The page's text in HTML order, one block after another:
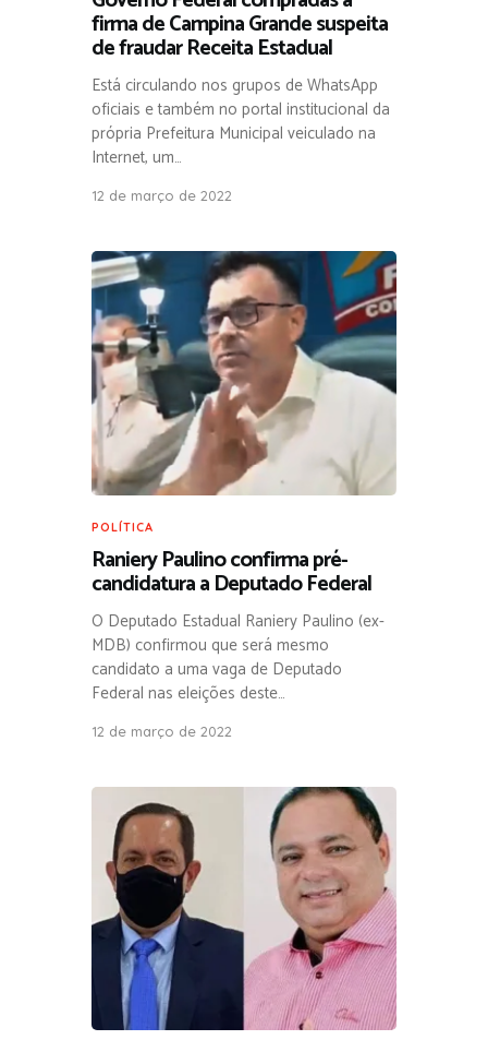
firma de Campina Grande suspeita
de fraudar Receita Estadual
Está circulando nos grupos de WhatsApp
oficiais e também no portal institucional da
própria Prefeitura Municipal veiculado na
Internet, um…
12 de março de 2022
POLÍTICA
Raniery Paulino confirma pré-
candidatura a Deputado Federal
O Deputado Estadual Raniery Paulino (ex-
MDB) confirmou que será mesmo
candidato a uma vaga de Deputado
Federal nas eleições deste…
12 de março de 2022